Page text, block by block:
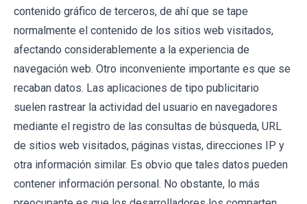
contenido gráfico de terceros, de ahí que se tape
normalmente el contenido de los sitios web visitados,
afectando considerablemente a la experiencia de
navegación web. Otro inconveniente importante es que se
recaban datos. Las aplicaciones de tipo publicitario
suelen rastrear la actividad del usuario en navegadores
mediante el registro de las consultas de búsqueda, URL
de sitios web visitados, páginas vistas, direcciones IP y
otra información similar. Es obvio que tales datos pueden
contener información personal. No obstante, lo más